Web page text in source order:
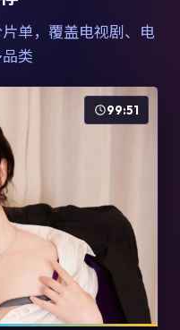
单，覆盖电视剧、电
类
99:51